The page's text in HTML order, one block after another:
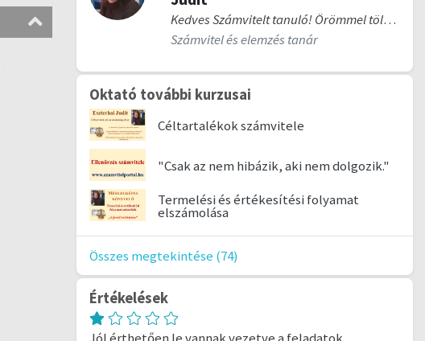
Kedves Számvitelt tanuló! Örömmel tölt el, hogy segítségemmel diákjaim megértik, átlátják a komplex számviteli és elemzési összefüggéseket. Magas szakmai színvonalú, intenzív és gyakorlatorientált kurzusaim, vizsgafelkészítőim biztosítják a sikeres szakmai vizsgát.
Számvitel és elemzés tanár
Oktató további kurzusai
Céltartalékok számvitele
"Csak az nem hibázik, aki nem dolgozik."
Termelési és értékesítési folyamat
elszámolása
Összes megtekintése (74)
Értékelések